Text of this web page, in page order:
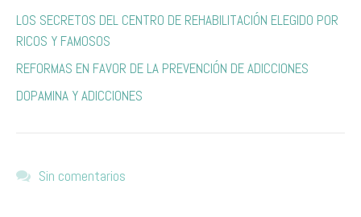
L​OS SECRETOS DEL CENTRO DE REHABILITACIÓN ELEGIDO POR
RICOS Y FAMOSOS
REFORMAS EN FAVOR DE LA PREVENCIÓN DE ADICCIONES ​
DOPAMINA Y ADICCIONES
Sin comentarios